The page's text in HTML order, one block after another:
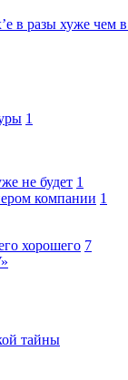
в разы хуже чем
1
не будет 1
компании 1
хорошего 7
тайны